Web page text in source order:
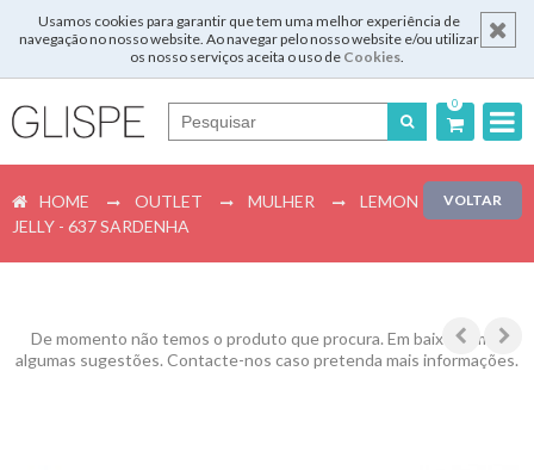
Usamos cookies para garantir que tem uma melhor experiência de
navegação no nosso website. Ao navegar pelo nosso website e/ou utilizar
os nosso serviços aceita o uso de Cookies.
0
English
Español
VOLTAR
HOME OUTLET MULHER
LEMON
JELLY - 637 SARDENHA
De momento não temos o produto que procura. Em baixo temos
algumas sugestões. Contacte-nos caso pretenda mais informações.